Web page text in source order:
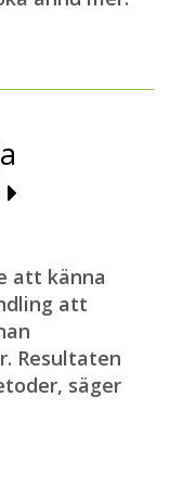
att känna
att
Resultaten
säger